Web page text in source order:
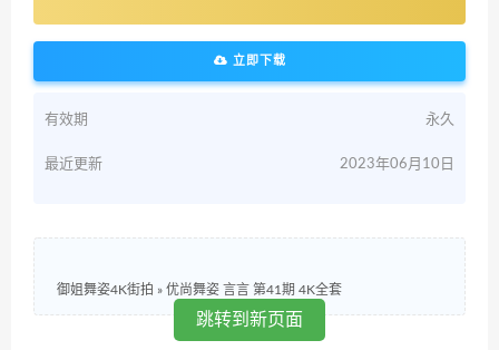
立即下载
有效期 永久
最近更新 2023年06月10日
御姐舞姿4K街拍 » 优尚舞姿 言言 第41期 4K全套
跳转到新页面